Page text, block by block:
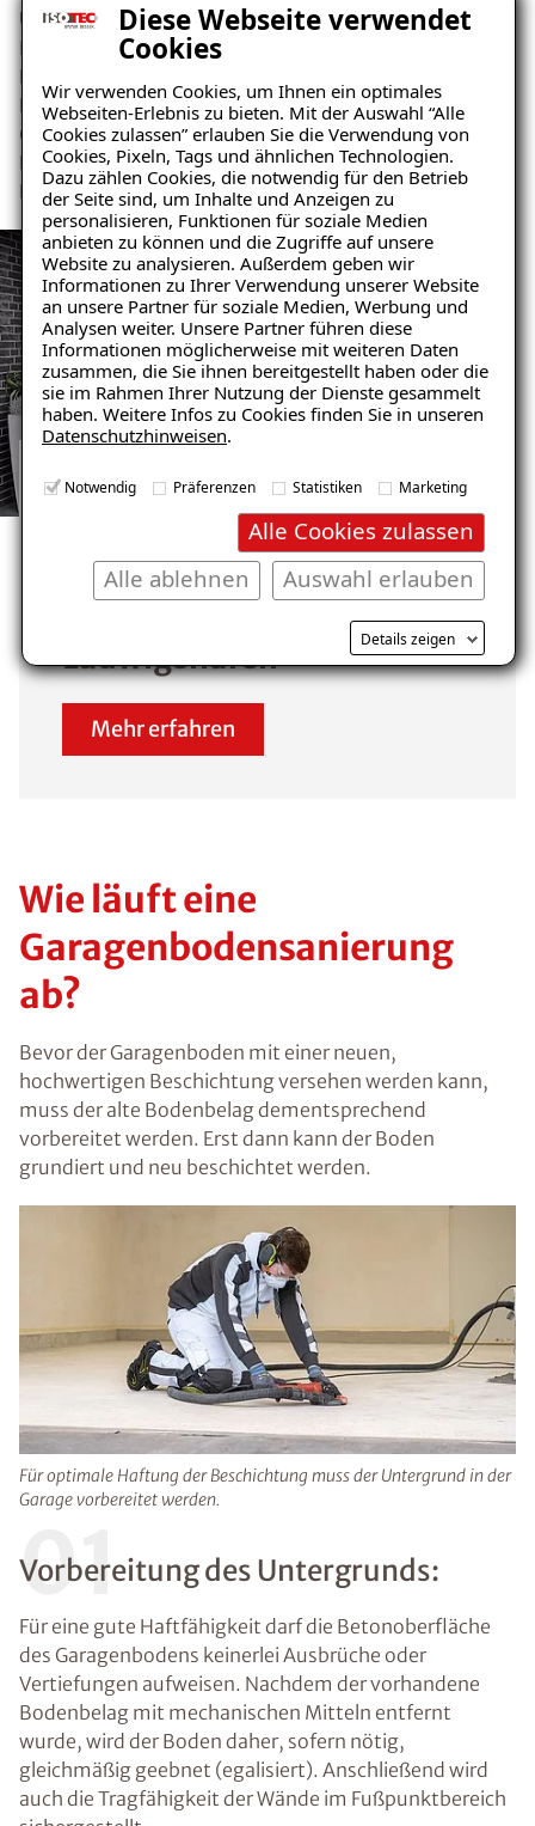
Diese Webseite verwendet
Cookies
Wir verwenden Cookies, um Ihnen ein optimales
Webseiten-Erlebnis zu bieten. Mit der Auswahl “Alle
Cookies zulassen” erlauben Sie die Verwendung von
Cookies, Pixeln, Tags und ähnlichen Technologien.
Dazu zählen Cookies, die notwendig für den Betrieb
der Seite sind, um Inhalte und Anzeigen zu
personalisieren, Funktionen für soziale Medien
anbieten zu können und die Zugriffe auf unsere
Website zu analysieren. Außerdem geben wir
Informationen zu Ihrer Verwendung unserer Website
an unsere Partner für soziale Medien, Werbung und
Analysen weiter. Unsere Partner führen diese
Informationen möglicherweise mit weiteren Daten
zusammen, die Sie ihnen bereitgestellt haben oder die
sie im Rahmen Ihrer Nutzung der Dienste gesammelt
haben. Weitere Infos zu Cookies finden Sie in unseren
Datenschutzhinweisen.
Notwendig Präferenzen Statistiken Marketing
Alle Cookies zulassen
Auswahl erlauben
Alle ablehnen
Details zeigen
Unser speziell konzipiertes dünnschichtiges
Beschichtungssystem sorgt dabei für eine optimale
Haftung zwischen Belag und Untergrund. Neben der
Erneuerung des Garagenbodens umfasst die Sanierung
(bei Bedarf) auch die Beseitigung übriger
Feuchtigkeitsquellen. Auch bereits bestehende
Feuchtigkeitsschäden werden dabei von uns behoben.
GARAGENSANIERUNG REFERENZEN
Unsere zufriedenen
Ludwigshafen
Mehr erfahren
Wie läuft eine
Garagenbodensanierung
ab?
Bevor der Garagenboden mit einer neuen,
hochwertigen Beschichtung versehen werden kann,
muss der alte Bodenbelag dementsprechend
vorbereitet werden. Erst dann kann der Boden
grundiert und neu beschichtet werden.
Für optimale Haftung der Beschichtung muss der Untergrund in der
Garage vorbereitet werden.
01
Vorbereitung des Untergrunds:
Für eine gute Haftfähigkeit darf die Betonoberfläche
des Garagenbodens keinerlei Ausbrüche oder
Vertiefungen aufweisen. Nachdem der vorhandene
Bodenbelag mit mechanischen Mitteln entfernt
wurde, wird der Boden daher, sofern nötig,
gleichmäßig geebnet (egalisiert). Anschließend wird
auch die Tragfähigkeit der Wände im Fußpunktbereich
Ratgeber „Sofort-Tipps gegen
Feuchtigkeit“
– jetzt kostenlos
herunterladen!
E-Mail eingeben
Kostenlosen Ratgeber anfordern
Voraussetzung für den Erhalt des kostenfreien
Ratgebers ist die Anmeldung zu unserem Newsletter.